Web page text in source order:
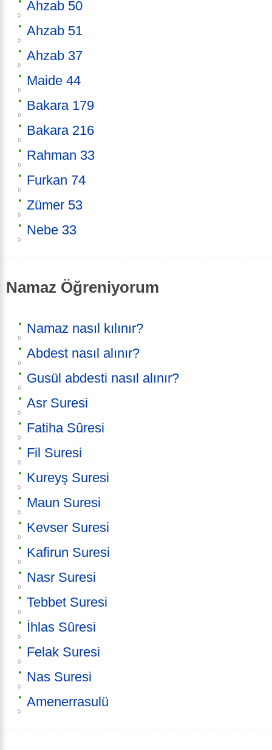
Ahzab 50
Ahzab 51
Ahzab 37
Maide 44
Bakara 179
Bakara 216
Rahman 33
Furkan 74
Zümer 53
Nebe 33
Namaz Öğreniyorum
Namaz nasıl kılınır?
Abdest nasıl alınır?
Gusül abdesti nasıl alınır?
Asr Suresi
Fatiha Sûresi
Fil Suresi
Kureyş Suresi
Maun Suresi
Kevser Suresi
Kafirun Suresi
Nasr Suresi
Tebbet Suresi
İhlas Sûresi
Felak Suresi
Nas Suresi
Amenerrasulü